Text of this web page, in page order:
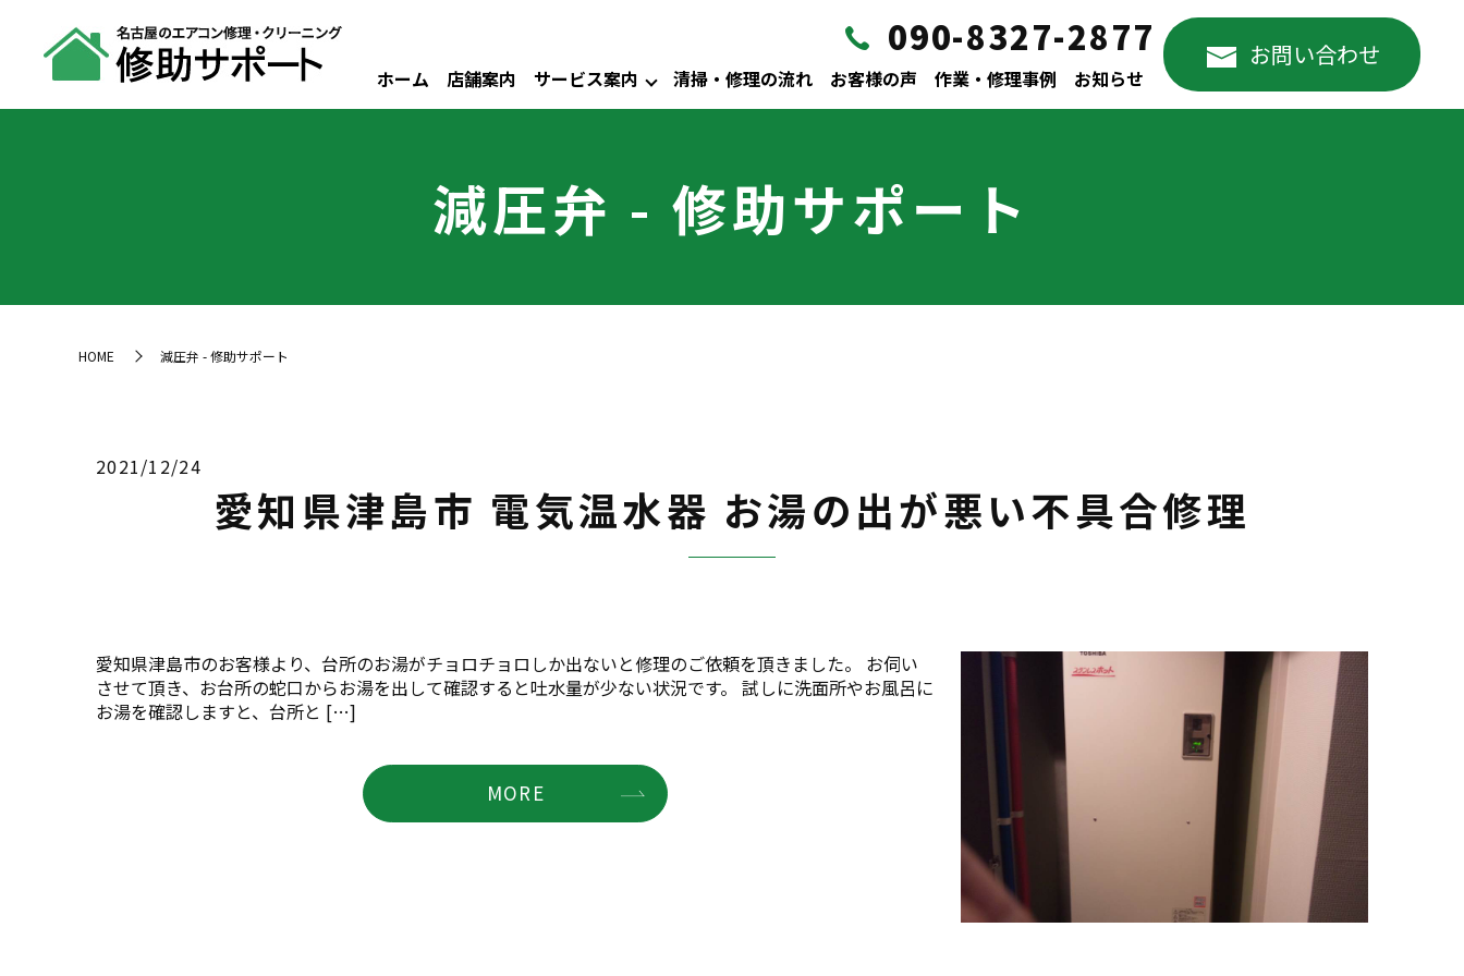
ホーム 店舗案内 サービス案内 清掃・修理の流れ お客様の声 作業・修理事例 お知らせ
お問い合わせ
090-8327-2877
減圧弁 - 修助サポート
HOME 減圧弁 - 修助サポート
2021/12/24
愛知県津島市 電気温水器 お湯の出が悪い不具合修理
愛知県津島市のお客様より、台所のお湯がチョロチョロしか出ないと修理のご依頼を頂きました。 お伺い
させて頂き、お台所の蛇口からお湯を出して確認すると吐水量が少ない状況です。 試しに洗面所やお風呂に
お湯を確認しますと、台所と […]
MORE